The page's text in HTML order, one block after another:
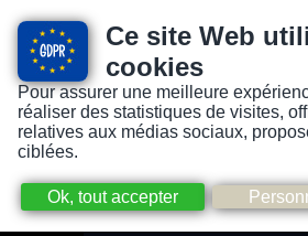
Ce site Web
cookies
Pour assurer une meilleure
réaliser des statistiques de visites,
relatives aux médias sociaux,
ciblées.
Version pour personnes mal-